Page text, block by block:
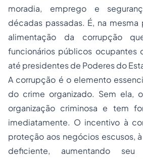
moradia, emprego e
décadas passadas. É, na
alimentação da corrupção
funcionários públicos ocupantes
até presidentes de Poderes do
A corrupção é o elemento
do crime organizado. Sem ela,
organização criminosa e tem
imediatamente. O incentivo à
proteção aos negócios escusos,
deficiente, aumentando